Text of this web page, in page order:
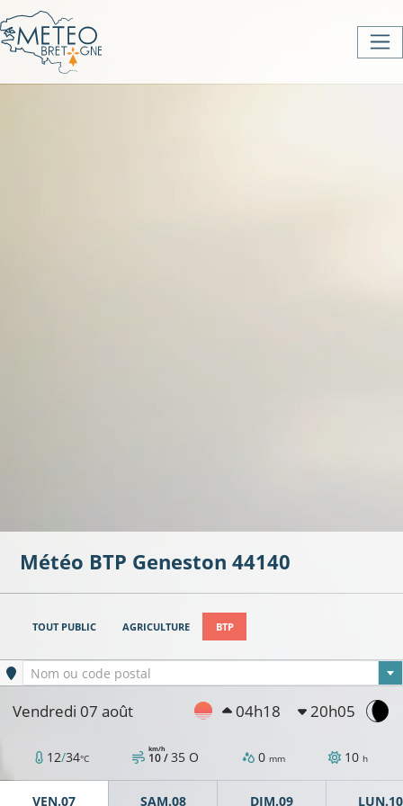
Météo BTP Geneston 44140
TOUT PUBLIC AGRICULTURE BTP
Ville sélectionnée
Nom ou code postal
Vendredi 07 août 04h18 20h05
12/34°C 10 /
km/h 35 O 0 mm 10 h
VEN.07 SAM.08 DIM.09 LUN.10
27°C
28°C
27°C